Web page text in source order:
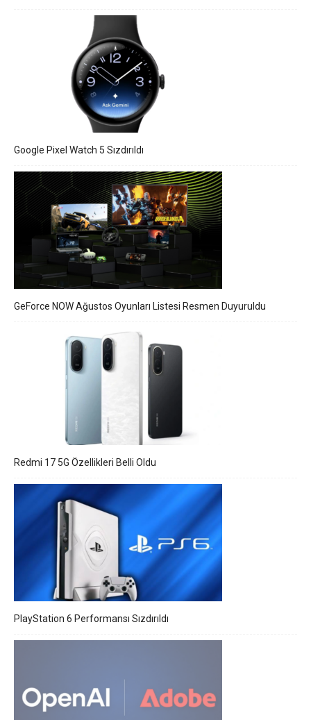
Google Pixel Watch 5 Sızdırıldı
GeForce NOW Ağustos Oyunları Listesi Resmen Duyuruldu
Redmi 17 5G Özellikleri Belli Oldu
PlayStation 6 Performansı Sızdırıldı